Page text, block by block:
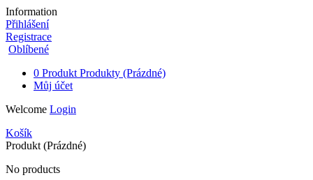
Information
Přihlášení
Registrace
Oblíbené
0 Produkt Produkty (Prázdné)
Můj účet
Welcome Login
Košík
Produkt (Prázdné)
No products